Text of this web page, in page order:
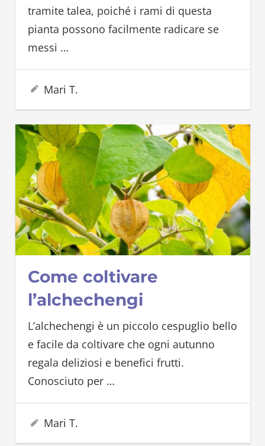
tramite talea, poiché i rami di questa
pianta possono facilmente radicare se
messi …
9 Settembre 2023
Mari T.
Come coltivare
l’alchechengi
L’alchechengi è un piccolo cespuglio bello
e facile da coltivare che ogni autunno
regala deliziosi e benefici frutti.
Conosciuto per …
7 Settembre 2023
Mari T.